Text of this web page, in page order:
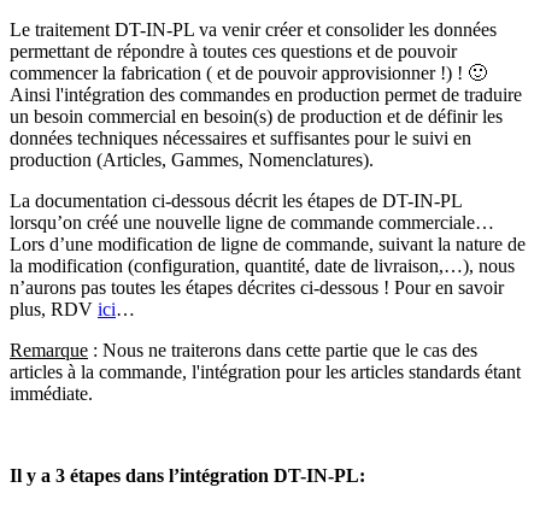
Le traitement DT-IN-PL va venir créer et consolider les données
permettant de répondre à toutes ces questions et de pouvoir
commencer la fabrication ( et de pouvoir approvisionner !) ! 🙂
Ainsi l'intégration des commandes en production permet de traduire
un besoin commercial en besoin(s) de production et de définir les
données techniques nécessaires et suffisantes pour le suivi en
production (Articles, Gammes, Nomenclatures).
La documentation ci-dessous décrit les étapes de DT-IN-PL
lorsqu’on créé une nouvelle ligne de commande commerciale…
Lors d’une modification de ligne de commande, suivant la nature de
la modification (configuration, quantité, date de livraison,…), nous
n’aurons pas toutes les étapes décrites ci-dessous ! Pour en savoir
plus, RDV ici…
Remarque : Nous ne traiterons dans cette partie que le cas des
articles à la commande, l'intégration pour les articles standards étant
immédiate.
Il y a 3 étapes dans l’intégration DT-IN-PL: